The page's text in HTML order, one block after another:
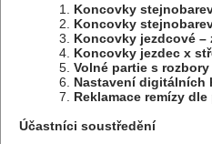
Koncovky
Koncovky
Koncovky jezdcové –
Koncovky jezdec x
Volné partie s
Nastavení digitálních
Reklamace remízy dle
Účastníci soustředění